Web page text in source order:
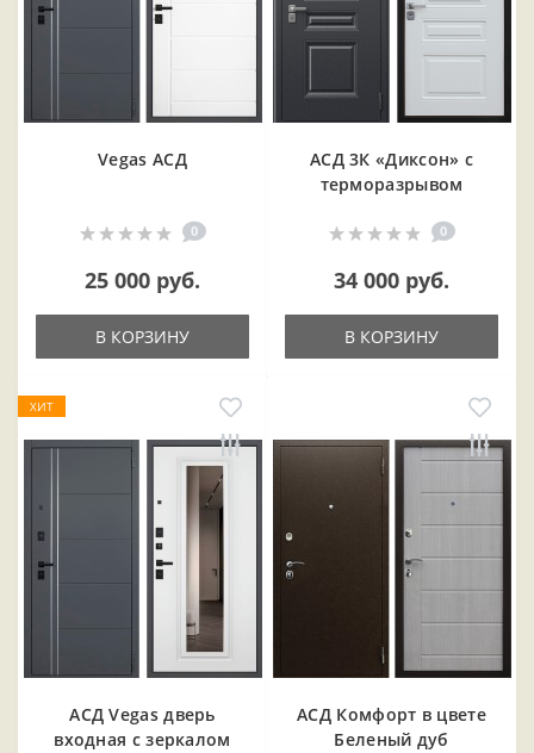
Vegas АСД
0
25 000 руб.
В КОРЗИНУ
АСД 3К «Диксон» с
терморазрывом
0
34 000 руб.
В КОРЗИНУ
ХИТ
АСД Vegas дверь
входная с зеркалом
АСД Комфорт в цвете
Беленый дуб